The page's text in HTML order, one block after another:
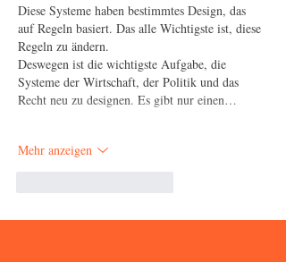
Diese Systeme haben bestimmtes Design, das
auf Regeln basiert. Das alle Wichtigste ist, diese
Regeln zu ändern.
Deswegen ist die wichtigste Aufgabe, die
Systeme der Wirtschaft, der Politik und das
Recht neu zu designen. Es gibt nur einen…
Mehr anzeigen